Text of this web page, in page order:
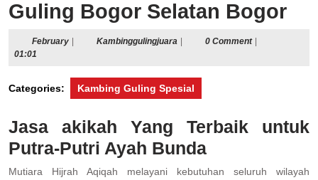
Guling Bogor Selatan Bogor
FebruaryFebruaryKambinggulingjuara Kambinggulingjuara
0 Comment
01:01
Categories: Kambing Guling Spesial
Jasa akikah Yang Terbaik untuk
Putra-Putri Ayah Bunda
Mutiara Hijrah Aqiqah melayani kebutuhan seluruh wilayah